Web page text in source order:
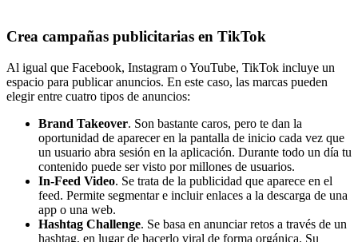
Crea campañas publicitarias en TikTok
Al igual que Facebook, Instagram o YouTube, TikTok incluye un
espacio para publicar anuncios. En este caso, las marcas pueden
elegir entre cuatro tipos de anuncios:
Brand Takeover. Son bastante caros, pero te dan la
oportunidad de aparecer en la pantalla de inicio cada vez que
un usuario abra sesión en la aplicación. Durante todo un día tu
contenido puede ser visto por millones de usuarios.
In-Feed Video. Se trata de la publicidad que aparece en el
feed. Permite segmentar e incluir enlaces a la descarga de una
app o una web.
Hashtag Challenge. Se basa en anunciar retos a través de un
hashtag, en lugar de hacerlo viral de forma orgánica. Su